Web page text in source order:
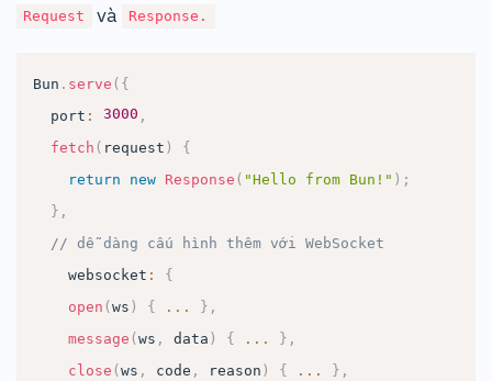
Request và Response.
Bun . serve ( {
  port
: 3000 ,
fetch ( request )
{
return
new Response ( "Hello from Bun!" ) ;
} ,
// dễ dàng cấu hình thêm với WebSocket
    websocket
:
{
open ( ws ) { ... } ,
message ( ws , data ) { ... } ,
close ( ws , code , reason ) { ... } ,